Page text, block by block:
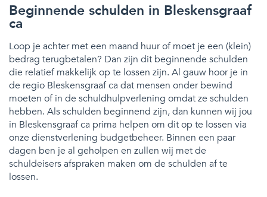
Beginnende schulden in Bleskensgraaf
ca
Loop je achter met een maand huur of moet je een (klein)
bedrag terugbetalen? Dan zijn dit beginnende schulden
die relatief makkelijk op te lossen zijn. Al gauw hoor je in
de regio Bleskensgraaf ca dat mensen onder bewind
moeten of in de schuldhulpverlening omdat ze schulden
hebben. Als schulden beginnend zijn, dan kunnen wij jou
in Bleskensgraaf ca prima helpen om dit op te lossen via
onze dienstverlening budgetbeheer. Binnen een paar
dagen ben je al geholpen en zullen wij met de
schuldeisers afspraken maken om de schulden af te
lossen.